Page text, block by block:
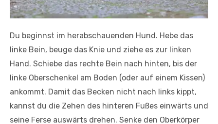
Du beginnst im herabschauenden Hund. Hebe das
linke Bein, beuge das Knie und ziehe es zur linken
Hand. Schiebe das rechte Bein nach hinten, bis der
linke Oberschenkel am Boden (oder auf einem Kissen)
ankommt. Damit das Becken nicht nach links kippt,
kannst du die Zehen des hinteren Fußes einwärts und
seine Ferse auswärts drehen. Senke den Oberkörper